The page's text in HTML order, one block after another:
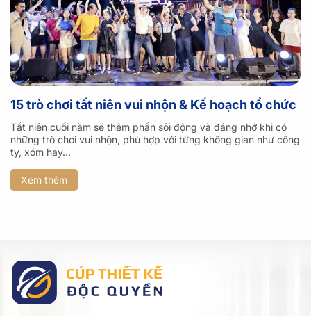
15 trò chơi tất niên vui nhộn & Kế hoạch tổ chức
Tất niên cuối năm sẽ thêm phần sôi động và đáng nhớ khi có
những trò chơi vui nhộn, phù hợp với từng không gian như công
ty, xóm hay...
Xem thêm